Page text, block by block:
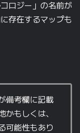
ロジー」の名前が
存在するマップも
備考欄に記載
もしくは、
可能性もあり